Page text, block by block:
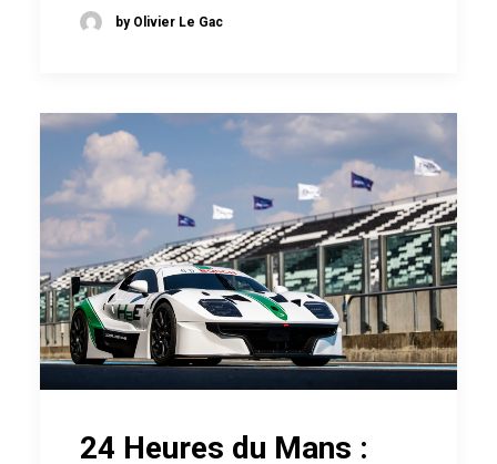
by Olivier Le Gac
24 Heures du Mans :